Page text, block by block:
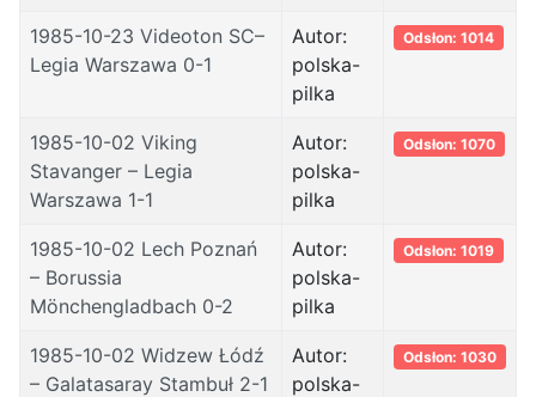
1985-10-23 Videoton SC–
Legia Warszawa 0-1
Autor:
polska-
pilka
Odsłon: 1014
1985-10-02 Viking
Stavanger – Legia
Warszawa 1-1
Autor:
polska-
pilka
Odsłon: 1070
1985-10-02 Lech Poznań
– Borussia
Mönchengladbach 0-2
Autor:
polska-
pilka
Odsłon: 1019
1985-10-02 Widzew Łódź
– Galatasaray Stambuł 2-1
Autor:
polska-
Odsłon: 1030